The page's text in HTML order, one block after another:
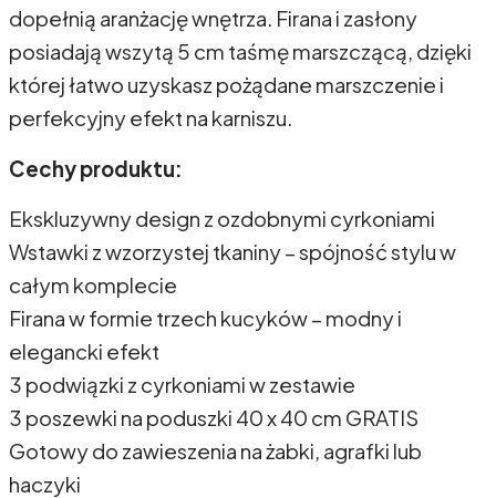
dopełnią aranżację wnętrza. Firana i zasłony
posiadają wszytą 5 cm taśmę marszczącą, dzięki
której łatwo uzyskasz pożądane marszczenie i
perfekcyjny efekt na karniszu.
Cechy produktu:
Ekskluzywny design z ozdobnymi cyrkoniami
Wstawki z wzorzystej tkaniny – spójność stylu w
całym komplecie
Firana w formie trzech kucyków – modny i
elegancki efekt
3 podwiązki z cyrkoniami w zestawie
3 poszewki na poduszki 40 x 40 cm GRATIS
Gotowy do zawieszenia na żabki, agrafki lub
haczyki